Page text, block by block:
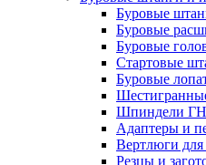
Буровые
Буровые
Буровые
Стартовые
Буровые
Шпиндели
Адаптеры и
Вертлюги
Резцы и